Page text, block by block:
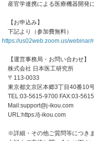
産官学連携による医療機器開発
【お申込み】
下記より（参加費無料）
https://us02web.zoom.us/
【運営事務局・お問い合わせ】
株式会社 日本医工研究所
〒113-0033
東京都文京区本郷3丁目40番10
TEL:03-5615-9700 FAX:03-
Mail:support@j-ikou.com
URL:https://j-ikou.com
※詳細・その他ご質問等につき